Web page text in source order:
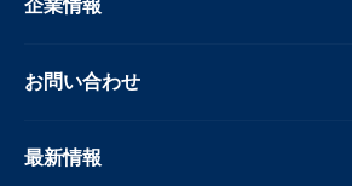
企業情報
お問い合わせ
最新情報